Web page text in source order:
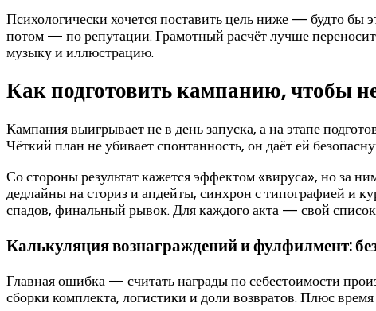
Психологически хочется поставить цель ниже — будто бы
потом — по репутации. Грамотный расчёт лучше
музыку и иллюстрацию.
Как подготовить кампанию, чтобы не
Кампания выигрывает не в день запуска, а на этапе
Чёткий план не убивает спонтанность, он даёт ей
Со стороны результат кажется эффектом «вируса», но за
дедлайны на сториз и апдейты, синхрон с типографией и
спадов, финальный рывок. Для каждого акта — свой
Калькуляция вознаграждений и фулфилмент:
Главная ошибка — считать награды по себестоимости
сборки комплекта, логистики и доли возвратов. Плюс